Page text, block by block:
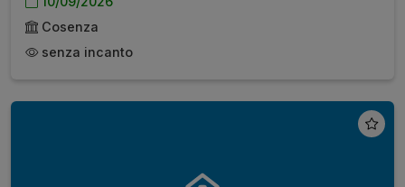
Cosenza
senza incanto